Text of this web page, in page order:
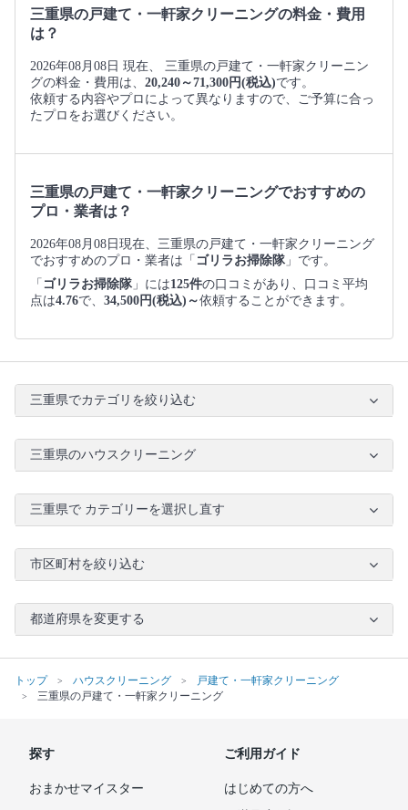
三重県の戸建て・一軒家クリーニングの料金・費用
は？
2026年08月08日 現在、 三重県の戸建て・一軒家クリーニン
グの料金・費用は、 20,240～71,300円(税込)です。
依頼する内容やプロによって異なりますので、ご予算に合っ
たプロをお選びください。
三重県の戸建て・一軒家クリーニングでおすすめの
プロ・業者は？
2026年08月08日現在、三重県の戸建て・一軒家クリーニング
でおすすめのプロ・業者は「 ゴリラお掃除隊 」です。
「 ゴリラお掃除隊 」には125件の口コミがあり、口コミ平均
点は4.76で、 34,500円(税込)～依頼することができます。
三重県でカテゴリを絞り込む
三重県のハウスクリーニング
三重県で カテゴリーを選択し直す
市区町村を絞り込む
都道府県を変更する
トップ ハウスクリーニング
戸建て・一軒家クリーニング
三重県の戸建て・一軒家クリーニング
探す
おまかせマイスター
ご利用ガイド
はじめての方へ